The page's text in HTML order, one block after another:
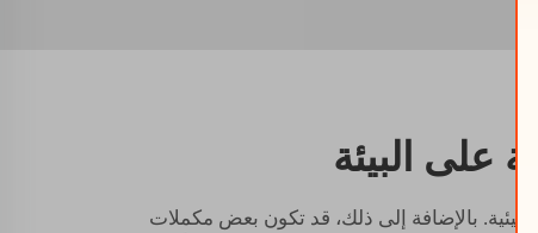
على البيئة
البيئية. بالإضافة إلى ذلك، قد تكون بعض مكملات